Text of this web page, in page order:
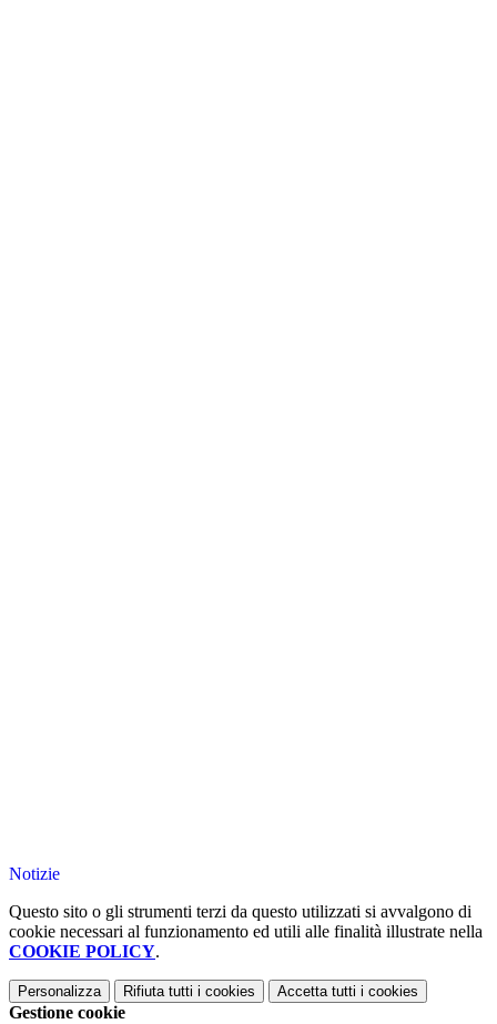
Notizie
Questo sito o gli strumenti terzi da questo utilizzati si avvalgono di
cookie necessari al funzionamento ed utili alle finalità illustrate nella
COOKIE POLICY.
Personalizza Rifiuta tutti i cookies Accetta tutti i cookies
Gestione cookie